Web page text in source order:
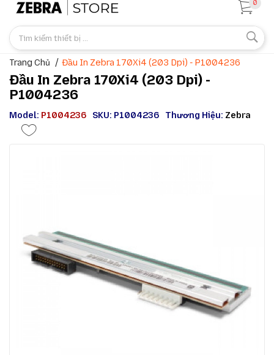
0
Trang Chủ Đầu In Zebra 170Xi4 (203 Dpi) - P1004236
Đầu In Zebra 170Xi4 (203 Dpi) -
P1004236
Model: P1004236 SKU: P1004236 Thương Hiệu: Zebra